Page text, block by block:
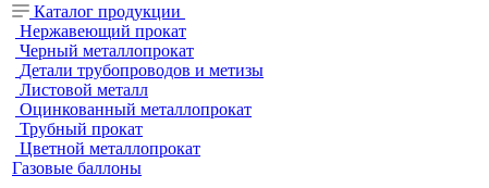
Каталог продукции
Нержавеющий прокат
Черный металлопрокат
Детали трубопроводов и метизы
Листовой металл
Оцинкованный металлопрокат
Трубный прокат
Цветной металлопрокат
Газовые баллоны